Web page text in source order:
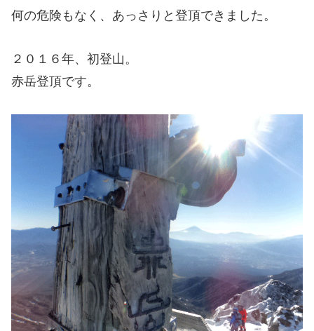
何の危険もなく、あっさりと登頂できました。
２０１６年、初登山。
赤岳登頂です。